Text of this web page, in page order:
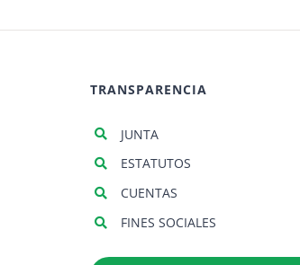
TRANSPARENCIA
JUNTA
ESTATUTOS
CUENTAS
FINES SOCIALES